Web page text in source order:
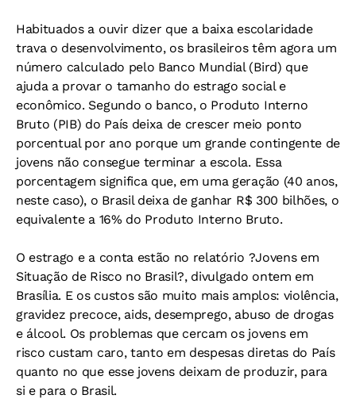
Habituados a ouvir dizer que a baixa escolaridade
trava o desenvolvimento, os brasileiros têm agora um
número calculado pelo Banco Mundial (Bird) que
ajuda a provar o tamanho do estrago social e
econômico. Segundo o banco, o Produto Interno
Bruto (PIB) do País deixa de crescer meio ponto
porcentual por ano porque um grande contingente de
jovens não consegue terminar a escola. Essa
porcentagem significa que, em uma geração (40 anos,
neste caso), o Brasil deixa de ganhar R$ 300 bilhões, o
equivalente a 16% do Produto Interno Bruto.
O estrago e a conta estão no relatório ?Jovens em
Situação de Risco no Brasil?, divulgado ontem em
Brasília. E os custos são muito mais amplos: violência,
gravidez precoce, aids, desemprego, abuso de drogas
e álcool. Os problemas que cercam os jovens em
risco custam caro, tanto em despesas diretas do País
quanto no que esse jovens deixam de produzir, para
si e para o Brasil.